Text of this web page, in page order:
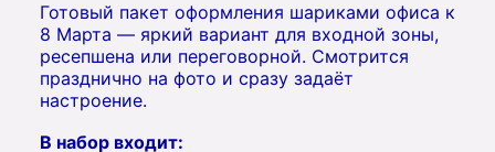
Готовый пакет оформления шариками офиса к
8 Марта — яркий вариант для входной зоны,
ресепшена или переговорной. Смотрится
празднично на фото и сразу задаёт
настроение.
В набор входит: